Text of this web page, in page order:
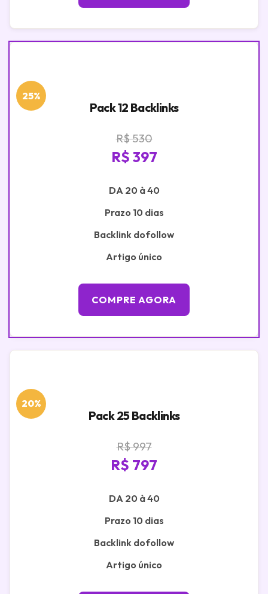
25%
Pack 12 Backlinks
R$ 530
R$ 397
DA 20 à 40
Prazo 10 dias
Backlink dofollow
Artigo único
COMPRE AGORA
20%
Pack 25 Backlinks
R$ 997
R$ 797
DA 20 à 40
Prazo 10 dias
Backlink dofollow
Artigo único